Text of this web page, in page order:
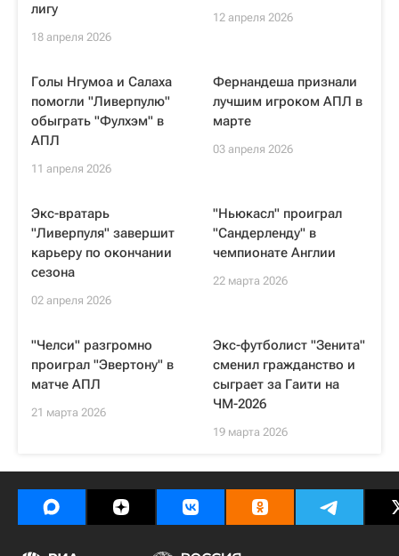
лигу
18 апреля 2026
12 апреля 2026
Голы Нгумоа и Салаха
помогли "Ливерпулю"
обыграть "Фулхэм" в
АПЛ
11 апреля 2026
Фернандеша признали
лучшим игроком АПЛ в
марте
03 апреля 2026
Экс-вратарь
"Ливерпуля" завершит
карьеру по окончании
сезона
02 апреля 2026
"Ньюкасл" проиграл
"Сандерленду" в
чемпионате Англии
22 марта 2026
"Челси" разгромно
проиграл "Эвертону" в
матче АПЛ
21 марта 2026
Экс-футболист "Зенита"
сменил гражданство и
сыграет за Гаити на
ЧМ-2026
19 марта 2026